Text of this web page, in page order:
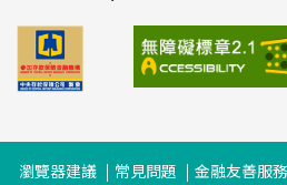
瀏覽器建議 常見問題 金融友善服務